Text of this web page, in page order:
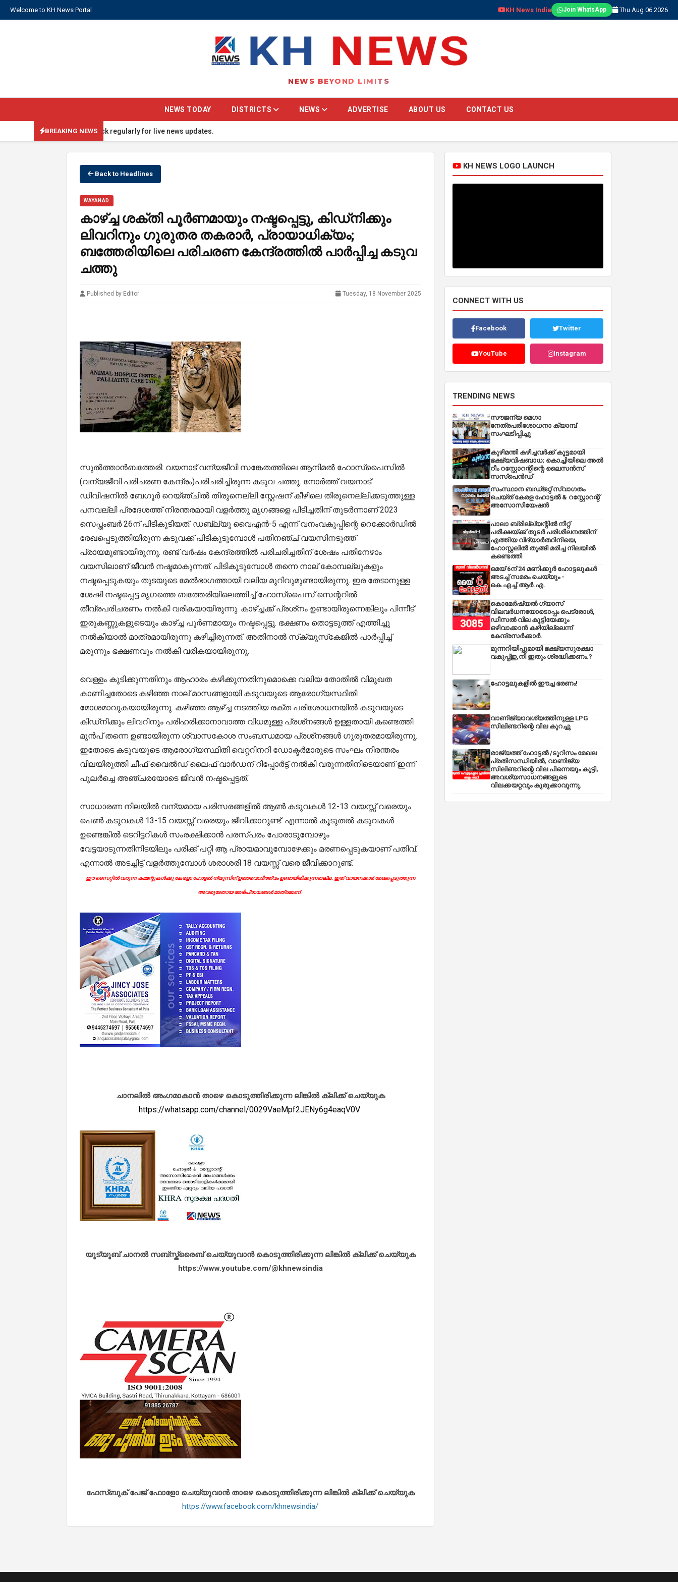
Welcome to KH News Portal KH News India Join WhatsApp Thu Aug 06 2026
NEWS BEYOND LIMITS
NEWS TODAY DISTRICTS NEWS ADVERTISE ABOUT US CONTACT US
BREAKING NEWS
Check back regularly for live news updates.
Back to Headlines
WAYANAD
കാഴ്ച്ച ശക്തി പൂ‍ർണമായും നഷ്ടപ്പെട്ടു, കിഡ്‌നിക്കും
ലിവറിനും ഗുരുതര തകരാർ, പ്രായാധിക്യം;
ബത്തേരിയിലെ പരിചരണ കേന്ദ്രത്തില്‍ പാര്‍പ്പിച്ച കടുവ
ചത്തു
Published by Editor Tuesday, 18 November 2025
സുല്‍ത്താന്‍ബത്തേരി: വയനാട് വന്യജീവി സങ്കേതത്തിലെ ആനിമൽ ഹോസ്‌പൈസില്‍
(വന്യജീവി പരിചരണ കേന്ദ്രം)പരിചരിച്ചിരുന്ന കടുവ ചത്തു. നോര്‍ത്ത് വയനാട്
ഡിവിഷനില്‍ ബേഗൂര്‍ റെയ്ഞ്ചില്‍ തിരുനെല്ലി സ്റ്റേഷന് കീഴിലെ തിരുനെല്ലിക്കടുത്തുള്ള
പനവല്ലി പ്രദേശത്ത് നിരന്തരമായി വളര്‍ത്തു മൃഗങ്ങളെ പിടിച്ചതിന് തുടര്‍ന്നാണ് 2023
സെപ്തംബര്‍ 26ന് പിടികൂടിയത്. ഡബ്ല്യൂ വൈഎന്‍-5 എന്ന് വനംവകുപ്പിന്റെ റെക്കോര്‍ഡില്‍
രേഖപ്പെടുത്തിയിരുന്ന കടുവക്ക് പിടികൂടുമ്പോള്‍ പതിനഞ്ച് വയസിനടുത്ത്
പ്രായമുണ്ടായിരുന്നു. രണ്ട് വര്‍ഷം കേന്ദ്രത്തില്‍ പരിചരിച്ചതിന് ശേഷം പതിനേഴാം
വയസിലാണ് ജീവന്‍ നഷ്ടമാകുന്നത്. പിടികൂടുമ്പോള്‍ തന്നെ നാല് കോമ്പല്ലുകളും
നഷ്ടപ്പെടുകയും തുടയുടെ മേല്‍ഭാഗത്തായി വലിയ മുറിവുമുണ്ടായിരുന്നു. ഇര തേടാനുള്ള
ശേഷി നഷ്ടപ്പെട്ട മൃഗത്തെ ബത്തേരിയിലെത്തിച്ച് ഹോസ്‌പൈസ് സെന്ററില്‍
തീവ്രപരിചരണം നല്‍കി വരികയായിരുന്നു. കാഴ്ച്ചക്ക് പ്രശ്‌നം ഉണ്ടായിരുന്നെങ്കിലും പിന്നീട്
ഇരുകണ്ണുകളുടെയും കാഴ്ച്ച പൂര്‍ണമായും നഷ്ടപ്പെട്ടു. ഭക്ഷണം തൊട്ടടുത്ത് എത്തിച്ചു
നല്‍കിയാല്‍ മാത്രമായിരുന്നു കഴിച്ചിരുന്നത്. അതിനാല്‍ സ്‌ക്യൂസ്‌കേജില്‍ പാര്‍പ്പിച്ച്
മരുന്നും ഭക്ഷണവും നല്‍കി വരികയായിരുന്നു.
വെള്ളം കുടിക്കുന്നതിനും ആഹാരം കഴിക്കുന്നതിനുമൊക്കെ വലിയ തോതില്‍ വിമുഖത
കാണിച്ചതോടെ കഴിഞ്ഞ നാല് മാസങ്ങളായി കടുവയുടെ ആരോഗ്യസ്ഥിതി
മോശമാവുകയായിരുന്നു. കഴിഞ്ഞ ആഴ്ച്ച നടത്തിയ രക്ത പരിശോധനയില്‍ കടുവയുടെ
കിഡ്‌നിക്കും ലിവറിനും പരിഹരിക്കാനാവാത്ത വിധമുള്ള പ്രശ്‌നങ്ങള്‍ ഉള്ളതായി കണ്ടെത്തി.
മുന്‍പ് തന്നെ ഉണ്ടായിരുന്ന ശ്വാസകോശ സംബന്ധമായ പ്രശ്‌നങ്ങള്‍ ഗുരുതരമായിരുന്നു.
ഇതോടെ കടുവയുടെ ആരോഗ്യസ്ഥിതി വെറ്ററിനറി ഡോക്ടര്‍മാരുടെ സംഘം നിരന്തരം
വിലയിരുത്തി ചീഫ് വൈല്‍ഡ് ലൈഫ് വാര്‍ഡന് റിപ്പോര്‍ട്ട് നല്‍കി വരുന്നതിനിടെയാണ് ഇന്ന്
പുലര്‍ച്ചെ അഞ്ചരയോടെ ജീവന്‍ നഷ്ടപ്പെട്ടത്.
സാധാരണ നിലയില്‍ വന്യമായ പരിസരങ്ങളില്‍ ആണ്‍ കടുവകള്‍ 12-13 വയസ്സ് വരെയും
പെണ്‍ കടുവകള്‍ 13-15 വയസ്സ് വരെയും ജീവിക്കാറുണ്ട്. എന്നാല്‍ കൂടുതല്‍ കടുവകള്‍
ഉണ്ടെങ്കില്‍ ടെറിട്ടറികള്‍ സംരക്ഷിക്കാന്‍ പരസ്പരം പോരാടുമ്പോഴും
വേട്ടയാടുന്നതിനിടയിലും പരിക്ക് പറ്റി ആ പ്രായമാവുമ്പോഴേക്കും മരണപ്പെടുകയാണ് പതിവ്.
എന്നാല്‍ അടച്ചിട്ട് വളര്‍ത്തുമ്പോള്‍ ശരാശരി 18 വയസ്സ് വരെ ജീവിക്കാറുണ്ട്.
ഈ സൈറ്റിൽ വരുന്ന കമ്മന്റുകൾക്കു കേരളാ ഹോട്ടൽ ന്യൂസിന് ഉത്തരവാദിത്ത്വം ഉണ്ടായിരിക്കുന്നതല്ല. ഇത് വായനക്കാർ രേഖപ്പെടുത്തുന്ന
അവരുടേതായ അഭിപ്രായങ്ങൾ മാത്രമാണ്.
ചാനലിൽ അംഗമാകാൻ താഴെ കൊടുത്തിരിക്കുന്ന ലിങ്കിൽ ക്ലിക്ക് ചെയ്യുക
https://whatsapp.com/channel/0029VaeMpf2JENy6g4eaqV0V
യൂട്യൂബ് ചാനൽ സബ്സ്ക്രൈബ് ചെയ്യുവാൻ കൊടുത്തിരിക്കുന്ന ലിങ്കിൽ ക്ലിക്ക് ചെയ്യുക
https://www.youtube.com/@khnewsindia
ഫേസ്ബുക് പേജ് ഫോളോ ചെയ്യുവാൻ താഴെ കൊടുത്തിരിക്കുന്ന ലിങ്കിൽ ക്ലിക്ക് ചെയ്യുക
https://www.facebook.com/khnewsindia/
KH NEWS LOGO LAUNCH
CONNECT WITH US
Facebook Twitter
YouTube Instagram
TRENDING NEWS
സൗജന്യ മെഗാ
നേത്രപരിശോധനാ ക്യാമ്പ്
സംഘടിപ്പിച്ചു
കുഴിമന്തി കഴിച്ചവർക്ക് കൂട്ടമായി
ഭക്ഷ്യവിഷബാധ; കൊച്ചിയിലെ അൽ
റീം റസ്റ്റോറന്റിന്റെ ലൈസൻസ്
സസ്പെൻഡ്
സംസ്ഥാന ബഡ്‌ജറ്റ് സ്വാഗതം
ചെയ്ത് കേരള ഹോട്ടൽ & റസ്റ്റോറന്റ്
അസോസിയേഷൻ
പാലാ ബ്രില്ല്യന്റിൽ നീറ്റ്
പരീക്ഷയ്ക്ക് തുടർ പരിശീലനത്തിന്
എത്തിയ വിദ്യാർത്ഥിനിയെ,
ഹോസ്റ്റലിൽ തൂങ്ങി മരിച്ച നിലയിൽ
കണ്ടെത്തി
മെയ് 6ന് 24 മണിക്കൂർ ഹോട്ടലുകൾ
അടച്ച് സമരം ചെയ്യും -
കെ.എച്ച്.ആർ.എ.
കൊമേർഷ്യൽ ഗ്യാസ്
വിലവർധനയോടൊപ്പം പെട്രോൾ,
ഡീസല്‍ വില കൂട്ടിയേക്കും
ഒഴിവാക്കാന്‍ കഴിയില്ലെന്ന്
കേന്ദ്രസര്‍ക്കാര്‍.
മുന്നറിയിപ്പുമായി ഭക്ഷ്യസുരക്ഷാ
വകുപ്പ്ഇ,നി ഇതും ശ്രദ്ധിക്കണം.?
ഹോട്ടലുകളിൽ ഈച്ച ഭരണം!
വാണിജ്യാവശ്യത്തിനുള്ള LPG
സിലിണ്ടറിന്റെ വില കുറച്ചു
രാജ്യത്ത് ഹോട്ടൽ /ടൂറിസം മേഖല
പ്രതിസന്ധിയിൽ, വാണിജ്യ
സിലിണ്ടറിന്റെ വില പിന്നെയും കൂട്ടി,
അവശ്യസാധനങ്ങളുടെ
വിലക്കയറ്റവും കുരുക്കാവുന്നു.